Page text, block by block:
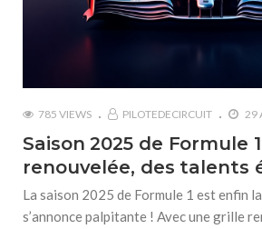
785 VIEWS PILOTEDECIRCUIT 29
Saison 2025 de Formule
renouvelée, des talents
La saison 2025 de Formule 1 est enfin
s’annonce palpitante ! Avec une grille